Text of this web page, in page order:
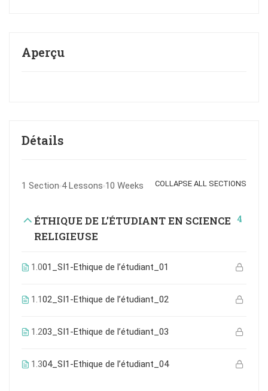
Aperçu
Détails
1 Section 4 Lessons 10 Weeks COLLAPSE ALL SECTIONS
ÉTHIQUE DE L’ÉTUDIANT EN SCIENCE
RELIGIEUSE
4
1.001_SI1-Ethique de l’étudiant_01
1.102_SI1-Ethique de l’étudiant_02
1.203_SI1-Ethique de l’étudiant_03
1.304_SI1-Ethique de l’étudiant_04